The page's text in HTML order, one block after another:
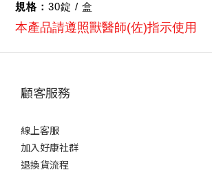
規格： 30錠 / 盒
本產品請遵照獸醫師(佐)指示使用
顧客服務
線上客服
加入好康社群
退換貨流程